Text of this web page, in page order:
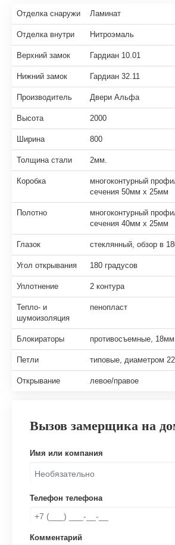
Отделка снаружи Ламинат
Отделка внутри Нитроэмаль
Верхний замок Гардиан 10.01
Нижний замок Гардиан 32.11
Производитель Двери Альфа
Высота 2000
Ширина 800
Толщина стали 2мм.
Коробка
многоконтурный
сечения 50мм х 25мм
Полотно
многоконтурный
сечения 40мм х 25мм
Глазок стеклянный, обзор в
Угол открывания 180 градусов
Уплотнение 2 контура
Тепло- и
шумоизоляция
пенопласт
Блокираторы противосъемные, 18мм.
Петли типовые, диаметром
Открывание левое/правое
Вызов замерщика на
Имя или компания
Телефон телефона
Комментарий